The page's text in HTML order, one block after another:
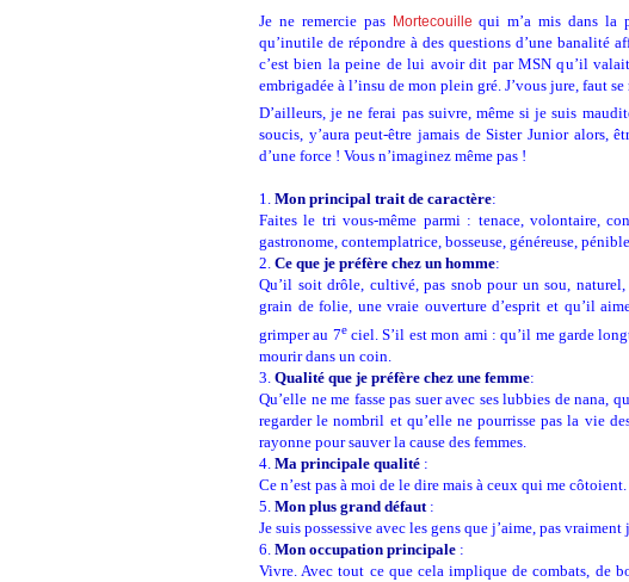
Je ne remercie pas Mortecouille qui m’a mis dans la
qu’inutile de répondre à des questions d’une banalité
c’est bien la peine de lui avoir dit par MSN qu’il
embrigadée à l’insu de mon plein gré. J’vous jure, faut
D’ailleurs, je ne ferai pas suivre, même si je suis
soucis, y’aura peut-être jamais de Sister Junior alors,
d’une force ! Vous n’imaginez même pas !
1. Mon principal trait de caractère:
Faites le tri vous-même parmi : tenace, volontaire,
gastronome, contemplatrice, bosseuse, généreuse,
2. Ce que je préfère chez un homme:
Qu’il soit drôle, cultivé, pas snob pour un sou,
grain de folie, une vraie ouverture d’esprit et qu’il
grimper au 7eciel. S’il est mon ami : qu’il me garde
mourir dans un coin.
3. Qualité que je préfère chez une femme:
Qu’elle ne me fasse pas suer avec ses lubbies de nana,
regarder le nombril et qu’elle ne pourrisse pas la vie
rayonne pour sauver la cause des femmes.
4. Ma principale qualité :
Ce n’est pas à moi de le dire mais à ceux qui me
5. Mon plus grand défaut :
Je suis possessive avec les gens que j’aime, pas
6. Mon occupation principale :
Vivre. Avec tout ce que cela implique de combats, de